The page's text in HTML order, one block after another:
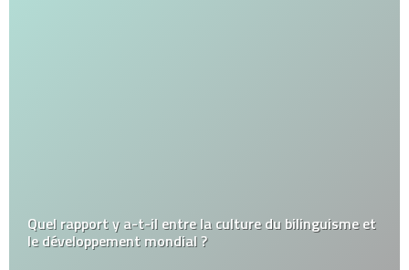
Quel rapport y a-t-il entre la culture du bilinguisme et
le développement mondial ?